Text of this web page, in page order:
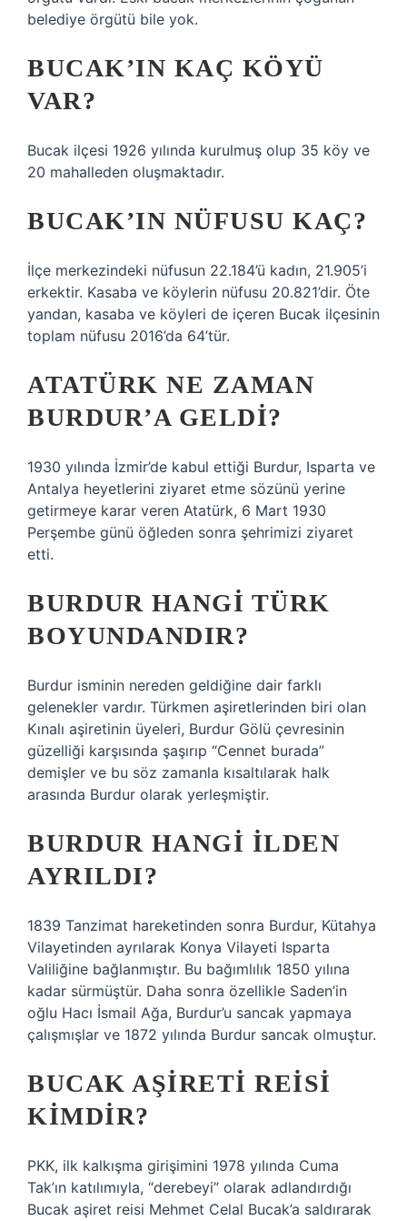
belediye örgütü bile yok.
BUCAK’IN KAÇ KÖYÜ
VAR?
Bucak ilçesi 1926 yılında kurulmuş olup 35 köy ve
20 mahalleden oluşmaktadır.
BUCAK’IN NÜFUSU KAÇ?
İlçe merkezindeki nüfusun 22.184’ü kadın, 21.905’i
erkektir. Kasaba ve köylerin nüfusu 20.821’dir. Öte
yandan, kasaba ve köyleri de içeren Bucak ilçesinin
toplam nüfusu 2016’da 64’tür.
ATATÜRK NE ZAMAN
BURDUR’A GELDI?
1930 yılında İzmir’de kabul ettiği Burdur, Isparta ve
Antalya heyetlerini ziyaret etme sözünü yerine
getirmeye karar veren Atatürk, 6 Mart 1930
Perşembe günü öğleden sonra şehrimizi ziyaret
etti.
BURDUR HANGI TÜRK
BOYUNDANDIR?
Burdur isminin nereden geldiğine dair farklı
gelenekler vardır. Türkmen aşiretlerinden biri olan
Kınalı aşiretinin üyeleri, Burdur Gölü çevresinin
güzelliği karşısında şaşırıp “Cennet burada”
demişler ve bu söz zamanla kısaltılarak halk
arasında Burdur olarak yerleşmiştir.
BURDUR HANGI ILDEN
AYRILDI?
1839 Tanzimat hareketinden sonra Burdur, Kütahya
Vilayetinden ayrılarak Konya Vilayeti Isparta
Valiliğine bağlanmıştır. Bu bağımlılık 1850 yılına
kadar sürmüştür. Daha sonra özellikle Saden’in
oğlu Hacı İsmail Ağa, Burdur’u sancak yapmaya
çalışmışlar ve 1872 yılında Burdur sancak olmuştur.
BUCAK AŞIRETI REISI
KIMDIR?
PKK, ilk kalkışma girişimini 1978 yılında Cuma
Tak’ın katılımıyla, “derebeyi” olarak adlandırdığı
Bucak aşiret reisi Mehmet Celal Bucak’a saldırarak